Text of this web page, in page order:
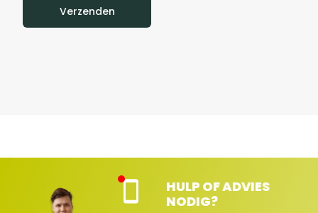
Verzenden
nte
HULP OF ADVIES
NODIG?